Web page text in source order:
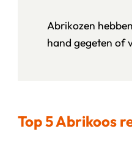
Abrikozen
hand gegeten of
Top 5 Abrikoos